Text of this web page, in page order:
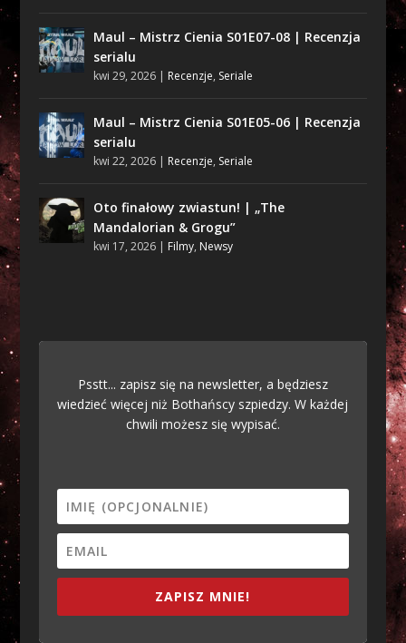
Maul – Mistrz Cienia S01E07-08 | Recenzja
serialu
kwi 29, 2026| Recenzje, Seriale
Maul – Mistrz Cienia S01E05-06 | Recenzja
serialu
kwi 22, 2026| Recenzje, Seriale
Oto finałowy zwiastun! | „The
Mandalorian & Grogu”
kwi 17, 2026| Filmy, Newsy
Psstt... zapisz się na newsletter, a będziesz
wiedzieć więcej niż Bothańscy szpiedzy. W każdej
chwili możesz się wypisać.
ZAPISZ MNIE!